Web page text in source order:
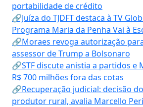
portabilidade de crédito
🔗Juíza do TJDFT destaca à TV
Programa Maria da Penha Vai à
🔗Moraes revoga autorização
assessor de Trump a Bolsonaro
🔗STF discute anistia a partidos e
R$ 700 milhões fora das cotas
🔗Recuperação judicial: decisão
produtor rural, avalia Marcello